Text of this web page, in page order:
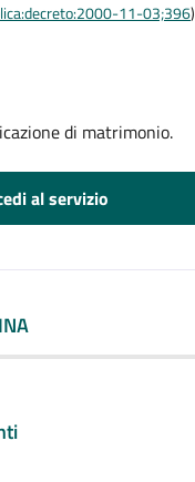
11-03;396)
di matrimonio.
al servizio